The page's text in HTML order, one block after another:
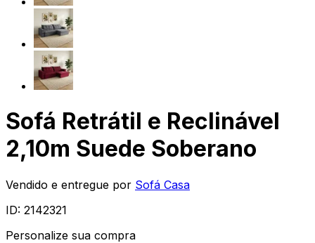
Sofá Retrátil e Reclinável
2,10m Suede Soberano
Vendido e entregue por Sofá Casa
ID: 2142321
Personalize sua compra